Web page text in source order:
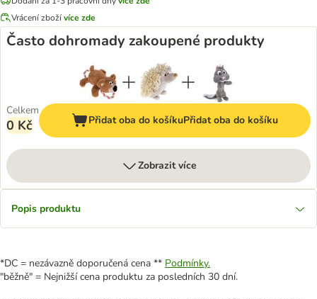
Vrácení zbožívíce zde
Často dohromady zakoupené produkty
Celkem
0 Kč Přidat oba do košíkuPřidat oba do košíku
Zobrazit více
Popis produktu
*DC = nezávazně doporučená cena ** Podmínky.
"běžně" = Nejnižší cena produktu za posledních 30 dní.